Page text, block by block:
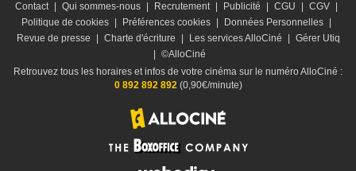
Contact Qui sommes-nous Recrutement Publicité CGU CGV
Politique de cookies
Préférences cookies Données Personnelles
Revue de presse
Charte d'écriture Les services AlloCiné
Gérer Utiq
©AlloCiné
Retrouvez tous les horaires et infos de votre cinéma sur le numéro AlloCiné :
0 892 892 892(0,90€/minute)